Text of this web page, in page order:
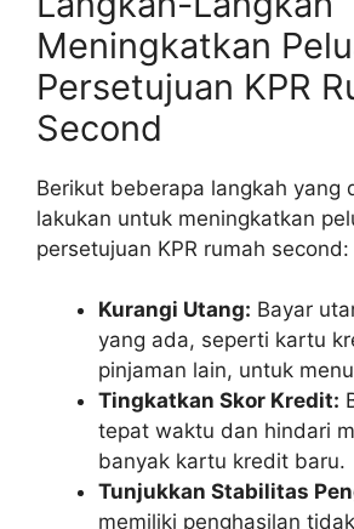
Meningkatkan
Persetujuan KPR
Second
Berikut beberapa langkah yang
lakukan untuk meningkatkan
persetujuan KPR rumah second:
Kurangi Utang: Bayar
yang ada, seperti kartu
pinjaman lain, untuk
Tingkatkan Skor Kredit:
tepat waktu dan hindari
banyak kartu kredit baru.
Tunjukkan Stabilitas
memiliki penghasilan